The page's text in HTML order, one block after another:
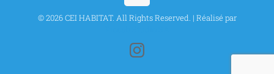
© 2026 CEI HABITAT. All Rights Reserved. | Réalisé par